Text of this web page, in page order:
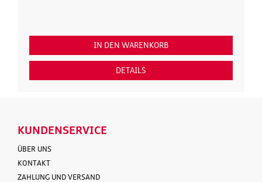
IN DEN WARENKORB
DETAILS
KUNDENSERVICE
ÜBER UNS
KONTAKT
ZAHLUNG UND VERSAND